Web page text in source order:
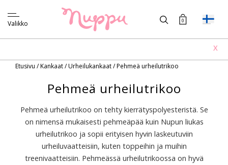
Valikko 0
X
Etusivu /Kankaat/Urheilukankaat/Pehmeä urheilutrikoo
Pehmeä urheilutrikoo
Pehmeä urheilutrikoo on tehty kierrätyspolyesteristä. Se
on nimensä mukaisesti pehmeäpää kuin Nupun liukas
urheilutrikoo ja sopii erityisen hyvin laskeutuviin
urheiluvaatteisiin, kuten toppeihin ja muihin
treenivaatteisiin. Pehmeässä urheilutrikoossa on hyvä